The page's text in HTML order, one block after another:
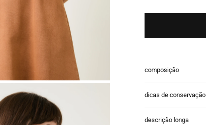
composição
dicas de conservação
descrição longa